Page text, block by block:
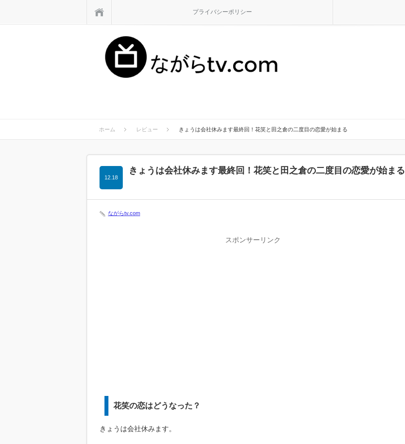
プライバシーポリシー
ホーム レビュー きょうは会社休みます最終回！花笑と田之倉の二度目の恋愛が始まる
きょうは会社休みます最終回！花笑と田之倉の二度目の恋愛が始まる
12.18
ながらtv.com
スポンサーリンク
花笑の恋はどうなった？
きょうは会社休みます。